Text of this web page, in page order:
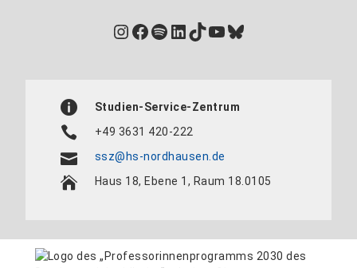
Instagram
Facebook
Spotify
LinkedIn
TikTok
YouTube
Bluesky
Studien-Service-Zentrum
+49 3631 420-222
ssz@hs-nordhausen.de
Haus 18, Ebene 1, Raum 18.0105